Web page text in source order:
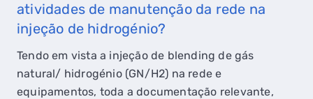
atividades de manutenção da rede na
injeção de hidrogénio?
Tendo em vista a injeção de blending de gás
natural/ hidrogénio (GN/H2) na rede e
equipamentos, toda a documentação relevante,